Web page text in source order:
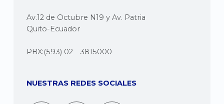
Av.12 de Octubre N19 y Av. Patria
Quito-Ecuador
PBX:(593) 02 - 3815000
NUESTRAS REDES SOCIALES